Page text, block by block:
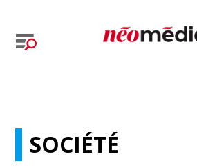
SOCIÉTÉ